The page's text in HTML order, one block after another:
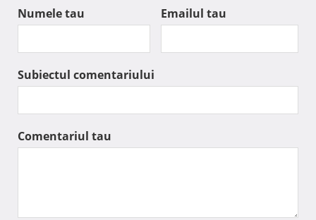
Numele tau Emailul tau
Subiectul comentariului
Comentariul tau